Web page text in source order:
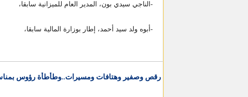
-الناجي سيدي بون، المدير العام للميزانية سابقا،
-أبوه ولد سيد أحمد، إطار بوزارة المالية سابقا،
رقص وصفير وهتافات ومسيرات..وطأطأة رؤوس